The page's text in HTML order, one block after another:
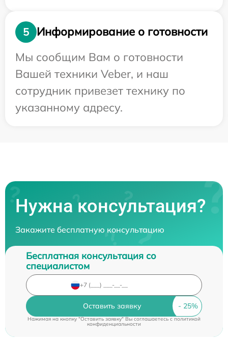
5
Информирование о готовности
Мы сообщим Вам о готовности
Вашей техники Veber, и наш
сотрудник привезет технику по
указанному адресу.
Нужна консультация?
Закажите бесплатную консультацию
Бесплатная консультация со
специалистом
Оставить заявку
Нажимая на кнопку "Оставить заявку" Вы соглашаетесь cполитикой
конфиденциальности